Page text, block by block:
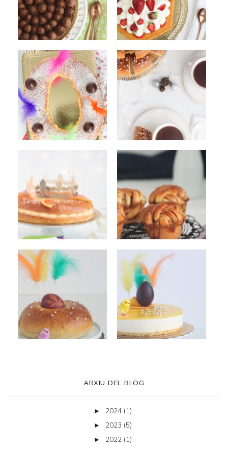
ARXIU DEL BLOG
► 2024 (1)
► 2023 (5)
► 2022 (1)